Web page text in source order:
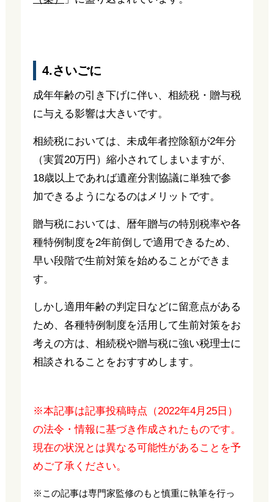
4.さいごに
成年年齢の引き下げに伴い、相続税・贈与税
に与える影響は大きいです。
相続税においては、未成年者控除額が2年分
（実質20万円）縮小されてしまいますが、
18歳以上であれば遺産分割協議に単独で参
加できるようになるのはメリットです。
贈与税においては、暦年贈与の特別税率や各
種特例制度を2年前倒しで適用できるため、
早い段階で生前対策を始めることができま
す。
しかし適用年齢の判定日などに留意点がある
ため、各種特例制度を活用して生前対策をお
考えの方は、相続税や贈与税に強い税理士に
相談されることをおすすめします。
※本記事は記事投稿時点（2022年4月25日）
の法令・情報に基づき作成されたものです。
現在の状況とは異なる可能性があることを予
めご了承ください。
※この記事は専門家監修のもと慎重に執筆を行っ